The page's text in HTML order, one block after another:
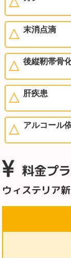
末消点滴
後縦靭帯骨
肝疾患
アルコール
料金プ
ウィステリア新